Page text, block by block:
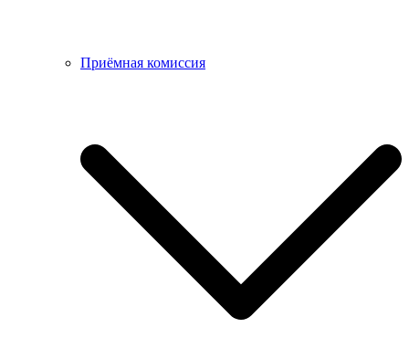
Приёмная комиссия